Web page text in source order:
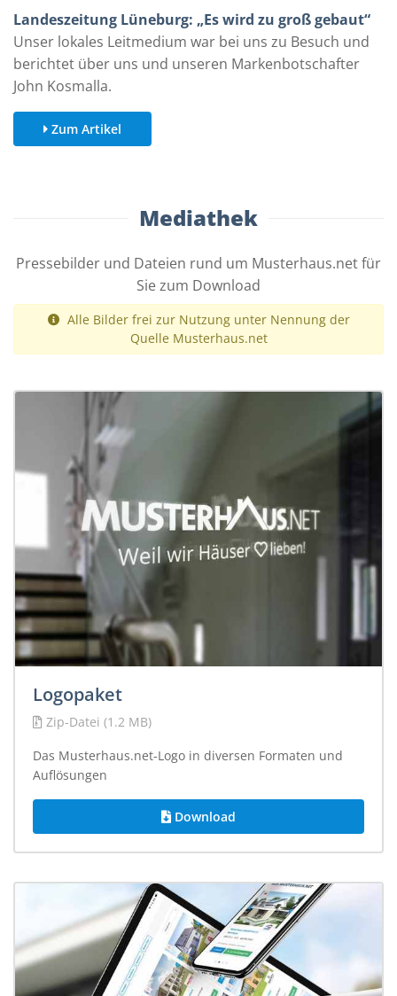
Landeszeitung Lüneburg: „Es wird zu groß gebaut“
Unser lokales Leitmedium war bei uns zu Besuch und
berichtet über uns und unseren Markenbotschafter
John Kosmalla.
Zum Artikel
Mediathek
Pressebilder und Dateien rund um Musterhaus.net für
Sie zum Download
Alle Bilder frei zur Nutzung unter Nennung der
Quelle Musterhaus.net
Logopaket
Zip-Datei (1.2 MB)
Das Musterhaus.net-Logo in diversen Formaten und
Auflösungen
Download